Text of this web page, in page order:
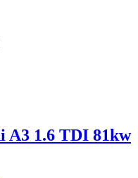
A3 1.6 TDI 81kw